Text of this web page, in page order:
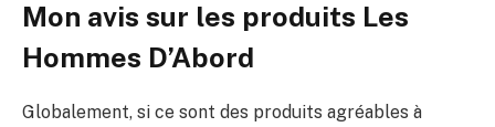
Mon avis sur les produits Les
Hommes D’Abord
Globalement, si ce sont des produits agréables à